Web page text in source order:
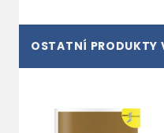
OSTATNÍ PRODUKTY